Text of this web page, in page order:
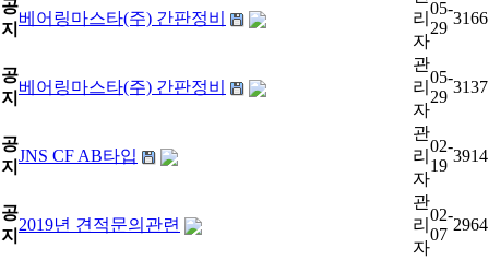
공
지
베어링마스타(주) 간판정비
리
자
05-
29
3166
공
지
베어링마스타(주) 간판정비
관
리
자
05-
29
3137
공
지
JNS CF AB타입
관
리
자
02-
19
3914
공
지
2019년 견적문의관련
관
리
자
02-
07
2964